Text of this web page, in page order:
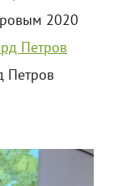
2020
Петров